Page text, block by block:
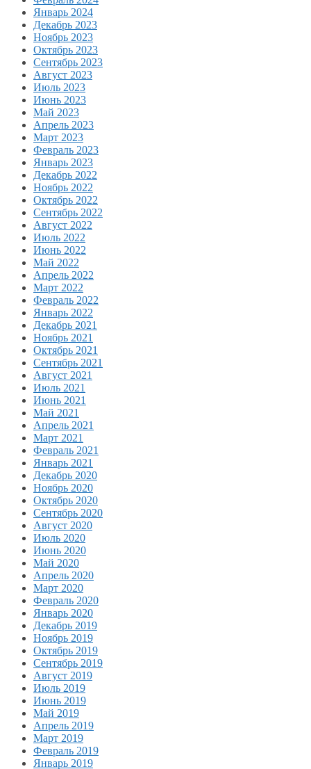
Январь 2024
Декабрь 2023
Ноябрь 2023
Октябрь 2023
Сентябрь 2023
Август 2023
Июль 2023
Июнь 2023
Май 2023
Апрель 2023
Март 2023
Февраль 2023
Январь 2023
Декабрь 2022
Ноябрь 2022
Октябрь 2022
Сентябрь 2022
Август 2022
Июль 2022
Июнь 2022
Май 2022
Апрель 2022
Март 2022
Февраль 2022
Январь 2022
Декабрь 2021
Ноябрь 2021
Октябрь 2021
Сентябрь 2021
Август 2021
Июль 2021
Июнь 2021
Май 2021
Апрель 2021
Март 2021
Февраль 2021
Январь 2021
Декабрь 2020
Ноябрь 2020
Октябрь 2020
Сентябрь 2020
Август 2020
Июль 2020
Июнь 2020
Май 2020
Апрель 2020
Март 2020
Февраль 2020
Январь 2020
Декабрь 2019
Ноябрь 2019
Октябрь 2019
Сентябрь 2019
Август 2019
Июль 2019
Июнь 2019
Май 2019
Апрель 2019
Март 2019
Февраль 2019
Январь 2019